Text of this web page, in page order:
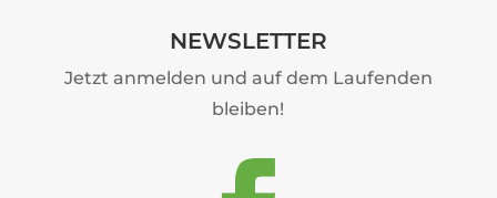
NEWSLETTER
Jetzt anmelden und auf dem Laufenden
bleiben!